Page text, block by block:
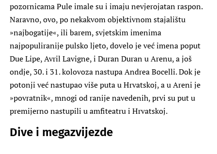
pozornicama Pule imale su i imaju nevjerojatan raspon.
Naravno, ovo, po nekakvom objektivnom stajalištu
»najbogatije«, ili barem, svjetskim imenima
najpopuliranije pulsko ljeto, dovelo je već imena poput
Due Lipe, Avril Lavigne, i Duran Duran u Arenu, a još
ondje, 30. i 31. kolovoza nastupa Andrea Bocelli. Dok je
potonji već nastupao više puta u Hrvatskoj, a u Areni je
»povratnik«, mnogi od ranije navedenih, prvi su put u
premijerno nastupili u amfiteatru i Hrvatskoj.
Dive i megazvijezde